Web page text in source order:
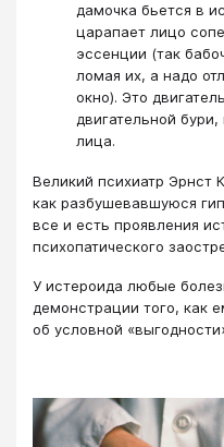
дамочка бьется в
царапает лицо
эссенции (так
ломая их, а надо
окно). Это
двигательной
лица.
Великий психиатр Эрнст
как разбушевавшуюся
все и есть проявления
психопатического
У истероида любые
демонстрации того, как
об условной